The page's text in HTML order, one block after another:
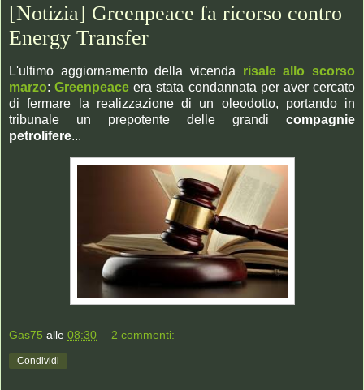
[Notizia] Greenpeace fa ricorso contro
Energy Transfer
L'ultimo aggiornamento della vicenda risale allo scorso
marzo:Greenpeace era stata condannata per aver cercato
di fermare la realizzazione di un oleodotto, portando in
tribunale un prepotente delle grandi compagnie
petrolifere...
Gas75 alle 08:30 2 commenti:
Condividi